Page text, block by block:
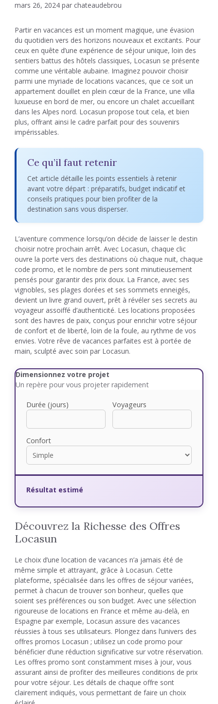
mars 26, 2024 par chateaudebrou
Partir en vacances est un moment magique, une évasion
du quotidien vers des horizons nouveaux et excitants. Pour
ceux en quête d’une expérience de séjour unique, loin des
sentiers battus des hôtels classiques, Locasun se présente
comme une véritable aubaine. Imaginez pouvoir choisir
parmi une myriade de locations vacances, que ce soit un
appartement douillet en plein cœur de la France, une villa
luxueuse en bord de mer, ou encore un chalet accueillant
dans les Alpes nord. Locasun propose tout cela, et bien
plus, offrant ainsi le cadre parfait pour des souvenirs
impérissables.
Ce qu’il faut retenir
Cet article détaille les points essentiels à retenir
avant votre départ : préparatifs, budget indicatif et
conseils pratiques pour bien profiter de la
destination sans vous disperser.
L’aventure commence lorsqu’on décide de laisser le destin
choisir notre prochain arrêt. Avec Locasun, chaque clic
ouvre la porte vers des destinations où chaque nuit, chaque
code promo, et le nombre de pers sont minutieusement
pensés pour garantir des prix doux. La France, avec ses
vignobles, ses plages dorées et ses sommets enneigés,
devient un livre grand ouvert, prêt à révéler ses secrets au
voyageur assoiffé d’authenticité. Les locations proposées
sont des havres de paix, conçus pour enrichir votre séjour
de confort et de liberté, loin de la foule, au rythme de vos
envies. Votre rêve de vacances parfaites est à portée de
main, sculpté avec soin par Locasun.
Dimensionnez votre projet
Un repère pour vous projeter rapidement
Durée (jours) Voyageurs
Confort
Résultat estimé
Découvrez la Richesse des Offres
Locasun
Le choix d’une location de vacances n’a jamais été de
même simple et attrayant, grâce à Locasun. Cette
plateforme, spécialisée dans les offres de séjour variées,
permet à chacun de trouver son bonheur, quelles que
soient ses préférences ou son budget. Avec une sélection
rigoureuse de locations en France et même au-delà, en
Espagne par exemple, Locasun assure des vacances
réussies à tous ses utilisateurs. Plongez dans l’univers des
offres promos Locasun ; utilisez un code promo pour
bénéficier d’une réduction significative sur votre réservation.
Les offres promo sont constamment mises à jour, vous
assurant ainsi de profiter des meilleures conditions de prix
pour votre séjour. Les détails de chaque offre sont
clairement indiqués, vous permettant de faire un choix